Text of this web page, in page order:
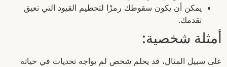
يمكن أن يكون سقوطك رمزًا لتحطيم القيود التي تعيق
تقدمك.
أمثلة شخصية:
على سبيل المثال، قد يحلم شخص لم يواجه تحديات في حياته